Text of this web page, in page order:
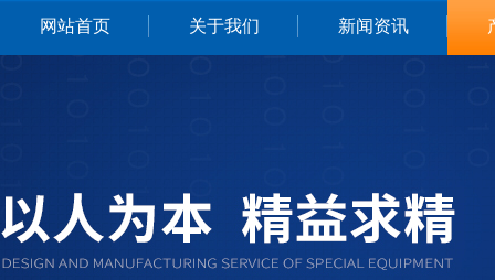
网站首页 关于我们 新闻资讯